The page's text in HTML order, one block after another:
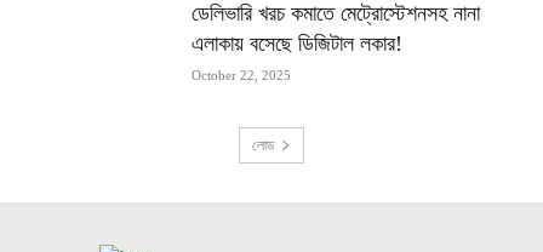
ডেলিভারি খরচ কমাতে মেট্রোস্টেশনসহ নানা
এলাকায় বসেছে ডিজিটাল লকার!
October 22, 2025
লোড